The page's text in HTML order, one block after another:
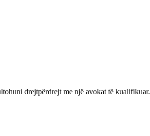
drejtpërdrejt me një avokat të kualifikuar.